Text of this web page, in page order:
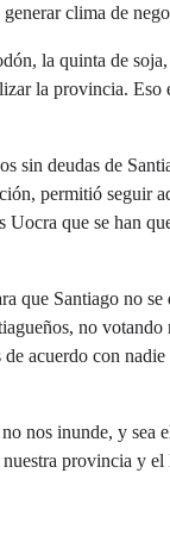
clima de
la quinta de
la provincia. Eso
sin deudas de
permitió seguir
que se han
que Santiago no se
no
acuerdo con
nos inunde, y sea
provincia y